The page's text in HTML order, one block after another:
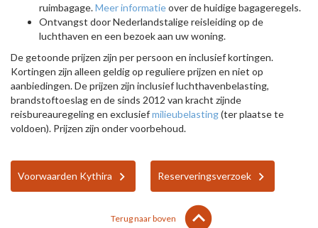
ruimbagage.Meer informatieover de huidige bagageregels.
Ontvangst door Nederlandstalige reisleiding op de
luchthaven en een bezoek aan uw woning.
De getoonde prijzen zijn per persoon en inclusief kortingen.
Kortingen zijn alleen geldig op reguliere prijzen en niet op
aanbiedingen. De prijzen zijn inclusief luchthavenbelasting,
brandstoftoeslag en de sinds 2012 van kracht zijnde
reisbureauregeling en exclusiefmilieubelasting(ter plaatse te
voldoen). Prijzen zijn onder voorbehoud.
Voorwaarden Kythira Reserveringsverzoek
Terug naar boven lens
keyboard_arrow_up